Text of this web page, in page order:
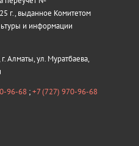
г., выданное Комитетом
и информации
Алматы, ул. Муратбаева,
96-68 ;+7 (727) 970-96-68